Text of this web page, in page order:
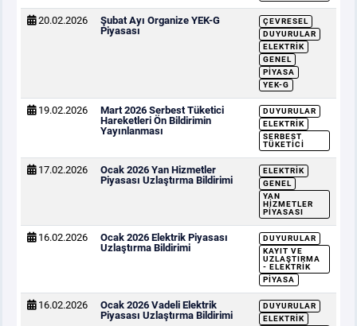
20.02.2026
Şubat Ayı Organize YEK-G
Piyasası
ÇEVRESEL
DUYURULAR
ELEKTRIK
GENEL
PIYASA
YEK-G
19.02.2026
Mart 2026 Serbest Tüketici
Hareketleri Ön Bildirimin
Yayınlanması
DUYURULAR
ELEKTRIK
SERBEST
TÜKETICI
17.02.2026
Ocak 2026 Yan Hizmetler
Piyasası Uzlaştırma Bildirimi
ELEKTRIK
GENEL
YAN
HIZMETLER
PIYASASI
16.02.2026
Ocak 2026 Elektrik Piyasası
Uzlaştırma Bildirimi
DUYURULAR
KAYIT VE
UZLAŞTIRMA
- ELEKTRIK
PIYASA
16.02.2026
Ocak 2026 Vadeli Elektrik
Piyasası Uzlaştırma Bildirimi
DUYURULAR
ELEKTRIK